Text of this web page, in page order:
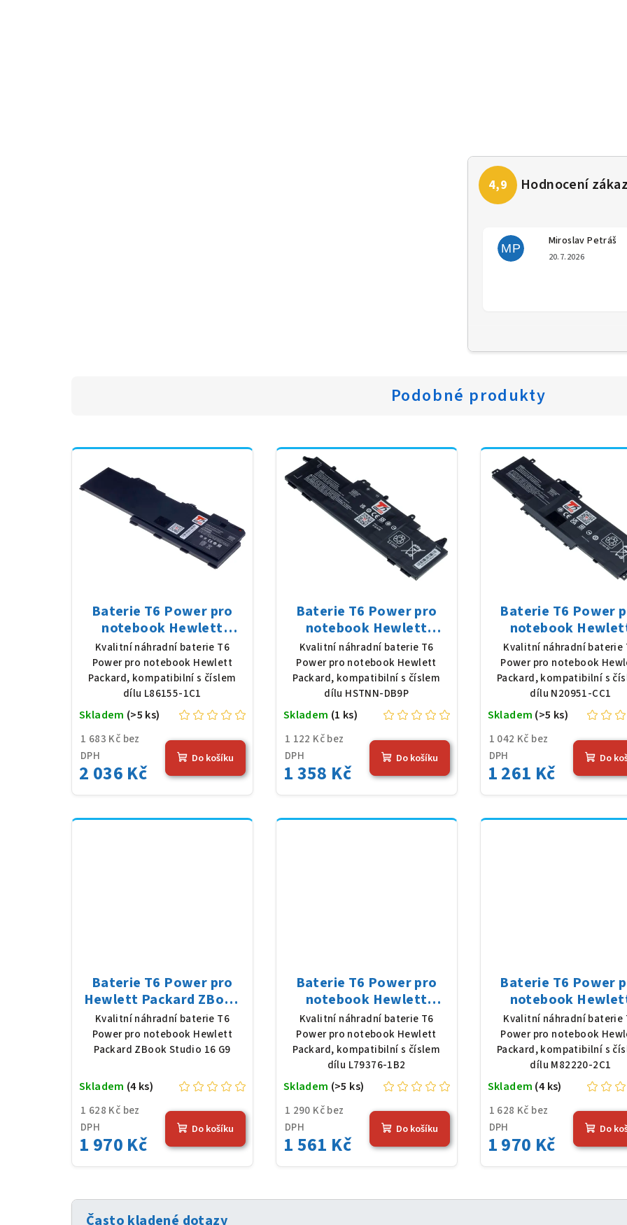
MP
Miroslav Petráš
20.7.2026
Podobné produkty
Baterie T6 Power pro
notebook Hewlett
Packard L86155-1C1, Li-
Poly, 15,44 V, 6080 mAh
(94 Wh), černá
Kvalitní náhradní baterie T6
Power pro notebook Hewlett
Packard, kompatibilní s číslem
dílu L86155-1C1
1 683 Kč bez
DPH
2 036 Kč
Skladem (>5 ks)
Do košíku
Baterie T6 Power pro
notebook Hewlett
Packard HSTNN-DB9P,
Li-Poly, 11,4 V, 3790 mAh
(45 Wh), černá
Kvalitní náhradní baterie T6
Power pro notebook Hewlett
Packard, kompatibilní s číslem
dílu HSTNN-DB9P
1 122 Kč bez
DPH
1 358 Kč
Skladem (1 ks)
Do košíku
Baterie T6 Power
notebook
Packard N20951-
Poly, 11,25 V, 3648
(41 Wh), černá
Kvalitní náhradní baterie
Power pro notebook
Packard, kompatibilní s
dílu N20951-CC1
1 042 Kč bez
DPH
1 261 Kč
Skladem (>5 ks)
Do
Baterie T6 Power pro
Hewlett Packard ZBook
Studio 16 G9, Li-Poly,
11,58 V, 7420 mAh (86
Wh), černá
Kvalitní náhradní baterie T6
Power pro notebook Hewlett
Packard ZBook Studio 16 G9
1 628 Kč bez
DPH
1 970 Kč
Skladem (4 ks)
Do košíku
Baterie T6 Power pro
notebook Hewlett
Packard L79376-1B2, Li-
Poly, 7,7 V, 7012 mAh (54
Wh), černá
Kvalitní náhradní baterie T6
Power pro notebook Hewlett
Packard, kompatibilní s číslem
dílu L79376-1B2
1 290 Kč bez
DPH
1 561 Kč
Skladem (>5 ks)
Do košíku
Baterie T6 Power
notebook
Packard M82220-
Poly, 11,58 V, 7420
(86 Wh), černá
Kvalitní náhradní baterie
Power pro notebook
Packard, kompatibilní s
dílu M82220-2C1
1 628 Kč bez
DPH
1 970 Kč
Skladem (4 ks)
Do
Často kladené dotazy